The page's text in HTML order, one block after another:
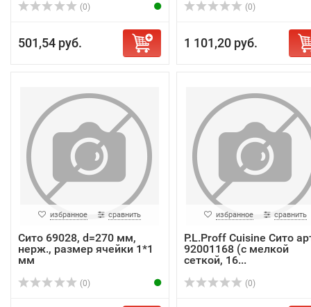
(0)
501,54 руб.
(0)
1 101,20 руб.
избранное сравнить
Сито 69028, d=270 мм,
нерж., размер ячейки 1*1
мм
(0)
избранное сравнить
P.L.Proff Cuisine Сито
92001168 (с мелкой
сеткой, 16...
(0)